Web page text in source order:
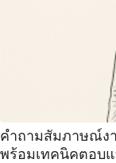
คำถามสัมภาษณ์ง
พร้อมเทคนิคตอบ